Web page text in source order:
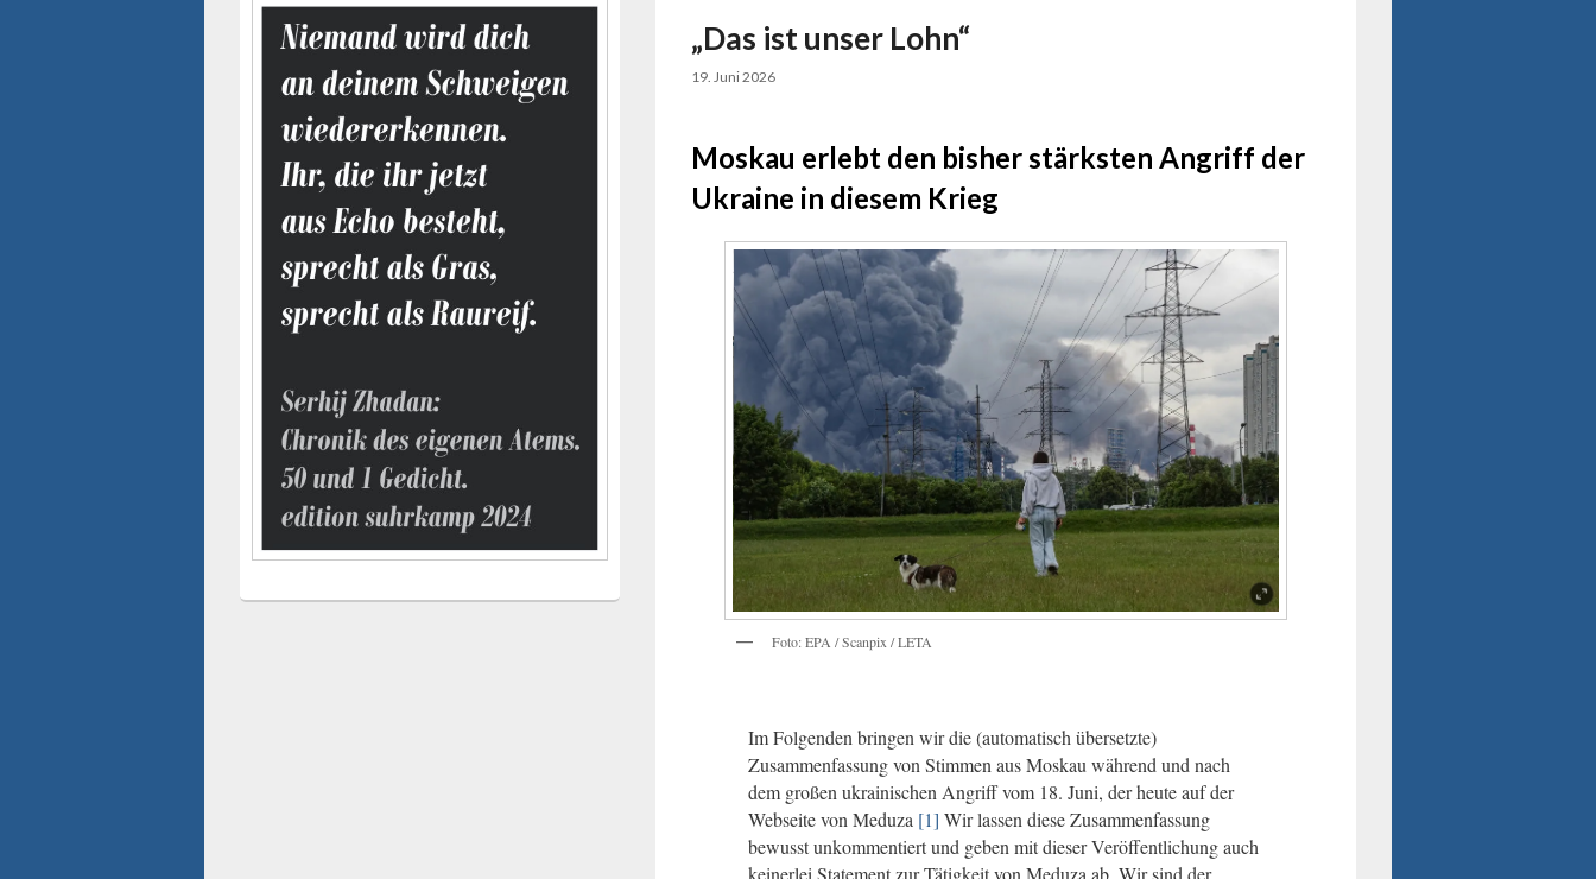
„Das ist unser Lohn“
19. Juni 2026
Moskau erlebt den bisher stärksten Angriff der
Ukraine in diesem Krieg
Foto: EPA / Scanpix / LETA
Im Folgenden bringen wir die (automatisch übersetzte)
Zusammenfassung von Stimmen aus Moskau während und nach
dem großen ukrainischen Angriff vom 18. Juni, der heute auf der
Webseite vonMeduza [1] Wir lassen diese Zusammenfassung
bewusst unkommentiert und geben mit dieser Veröffentlichung auch
Seitenleisten-
Widgetbereich